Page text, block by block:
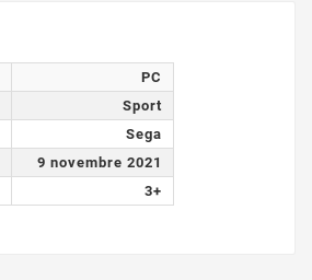
PC
Sport
Sega
9 novembre 2021
3+